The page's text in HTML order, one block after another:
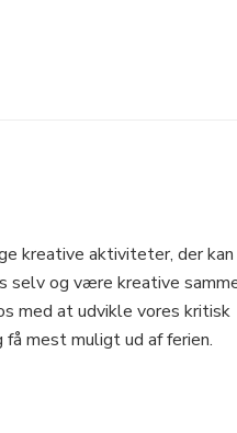
kreative aktiviteter, der kan
selv og være kreative
med at udvikle vores kritisk
mest muligt ud af ferien.